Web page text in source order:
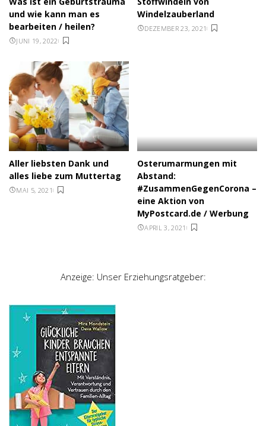
und wie kann man es
bearbeiten / heilen?
JUNI 19, 2022
Windelzauberland
DEZEMBER 23, 2021
Aller liebsten Dank und
alles liebe zum Muttertag
MAI 5, 2021
Osterumarmungen mit
Abstand:
#ZusammenGegenCorona –
eine Aktion von
MyPostcard.de / Werbung
APRIL 3, 2021
Anzeige: Unser Erziehungsratgeber: